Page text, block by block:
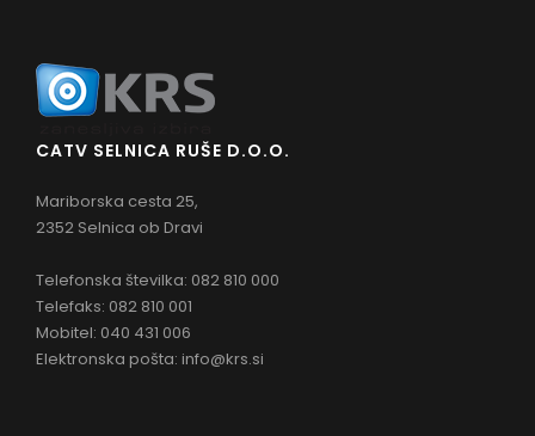
CATV SELNICA RUŠE D.O.O.
Mariborska cesta 25,
2352 Selnica ob Dravi
Telefonska številka: 082 810 000
Telefaks: 082 810 001
Mobitel: 040 431 006
Elektronska pošta: info@krs.si